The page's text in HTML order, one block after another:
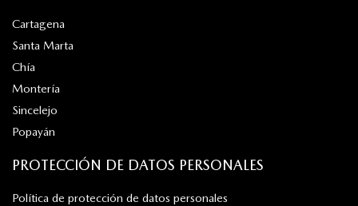
Cartagena
Santa Marta
Chía
Montería
Sincelejo
Popayán
PROTECCIÓN DE DATOS PERSONALES
Política de protección de datos personales